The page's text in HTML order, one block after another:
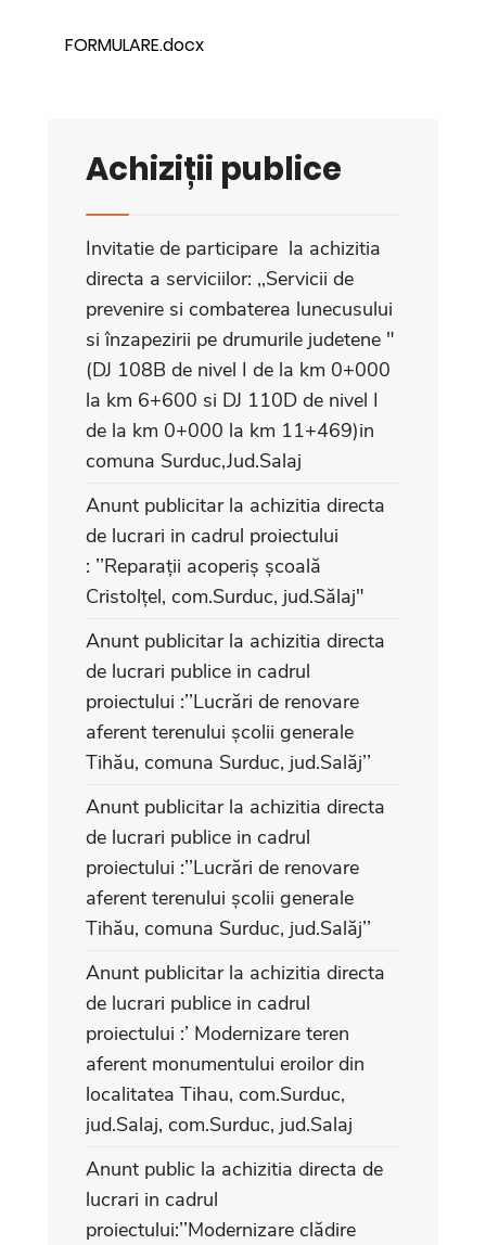
FORMULARE.docx
Achiziții publice
Invitatie de participare la achizitia
directa a serviciilor: ,,Servicii de
prevenire si combaterea lunecusului
si înzapezirii pe drumurile judetene "
(DJ 108B de nivel I de la km 0+000
la km 6+600 si DJ 110D de nivel I
de la km 0+000 la km 11+469)in
comuna Surduc,Jud.Salaj
Anunt publicitar la achizitia directa
de lucrari in cadrul proiectului
: ’’Reparații acoperiș școală
Cristolțel, com.Surduc, jud.Sălaj"
Anunt publicitar la achizitia directa
de lucrari publice in cadrul
proiectului :’’Lucrări de renovare
aferent terenului școlii generale
Tihău, comuna Surduc, jud.Salăj’’
Anunt publicitar la achizitia directa
de lucrari publice in cadrul
proiectului :’’Lucrări de renovare
aferent terenului școlii generale
Tihău, comuna Surduc, jud.Salăj’’
Anunt publicitar la achizitia directa
de lucrari publice in cadrul
proiectului :’ Modernizare teren
aferent monumentului eroilor din
localitatea Tihau, com.Surduc,
jud.Salaj, com.Surduc, jud.Salaj
Anunt public la achizitia directa de
lucrari in cadrul
proiectului:’’Modernizare clădire